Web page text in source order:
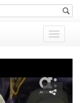
Показать
меню